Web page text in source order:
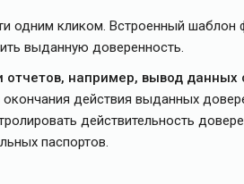
одним кликом. Встроенный шаблон
выданную доверенность.
например, вывод данных
действия выданных
действительность
паспортов.